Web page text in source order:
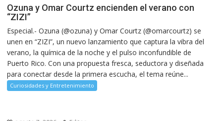
Ozuna y Omar Courtz encienden el verano con
“ZIZI”
Especial.- Ozuna (@ozuna) y Omar Courtz (@omarcourtz) se
unen en “ZIZI”, un nuevo lanzamiento que captura la vibra del
verano, la química de la noche y el pulso inconfundible de
Puerto Rico. Con una propuesta fresca, seductora y diseñada
para conectar desde la primera escucha, el tema reúne...
Curiosidades y Entretenimiento